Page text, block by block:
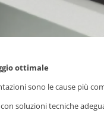
ottimale
sono le cause più
soluzioni tecniche